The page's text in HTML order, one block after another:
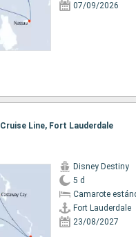
07/09/2026
Line, Fort Lauderdale
Disney Destiny
5 d
Camarote
Fort Lauderdale
23/08/2027